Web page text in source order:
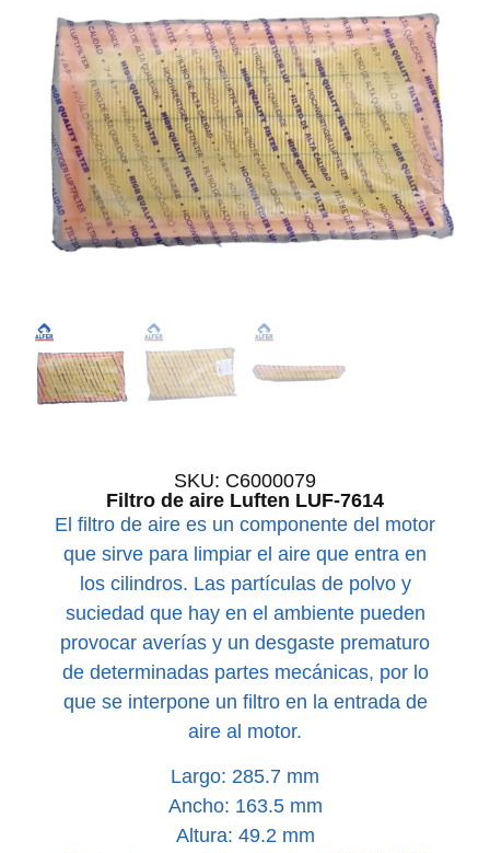
SKU: C6000079
Filtro de aire Luften LUF-7614
El filtro de aire es un componente del motor
que sirve para limpiar el aire que entra en
los cilindros. Las partículas de polvo y
suciedad que hay en el ambiente pueden
provocar averías y un desgaste prematuro
de determinadas partes mecánicas, por lo
que se interpone un filtro en la entrada de
aire al motor.
Largo: 285.7 mm
Ancho: 163.5 mm
Altura: 49.2 mm